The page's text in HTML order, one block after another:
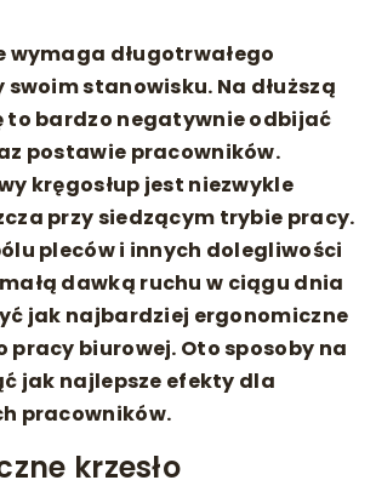
wymaga długotrwałego
stanowisku. Na dłuższą
to bardzo negatywnie odbijać
postawie pracowników.
kręgosłup jest niezwykle
przy siedzącym trybie pracy.
pleców i innych dolegliwości
dawką ruchu w ciągu dnia
jak najbardziej ergonomiczne
pracy biurowej. Oto sposoby na
jak najlepsze efekty dla
pracowników.
krzesło